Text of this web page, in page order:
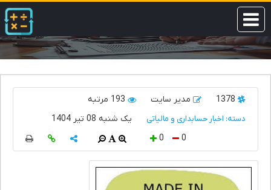
1378 مدیر سایت 193 مرتبه
دسته: اخبار حسابداری و مالیاتی
یک شنبه 08 تیر 1404
0
0